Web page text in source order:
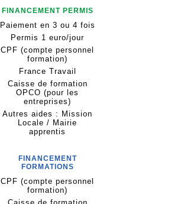
FINANCEMENT PERMIS
Paiement en 3 ou 4 fois
Permis 1 euro/jour
CPF (compte personnel
formation)
France Travail
Caisse de formation
OPCO (pour les
entreprises)
Autres aides : Mission
Locale / Mairie
apprentis
FINANCEMENT
FORMATIONS
CPF (compte personnel
formation)